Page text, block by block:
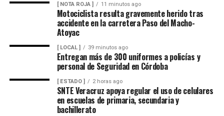
[ NOTA ROJA ] 11 minutos ago
Motociclista resulta gravemente herido tras
accidente en la carretera Paso del Macho-
Atoyac
[ LOCAL ] 39 minutos ago
Entregan más de 300 uniformes a policías y
personal de Seguridad en Córdoba
[ ESTADO ] 2 horas ago
SNTE Veracruz apoya regular el uso de celulares
en escuelas de primaria, secundaria y
bachillerato